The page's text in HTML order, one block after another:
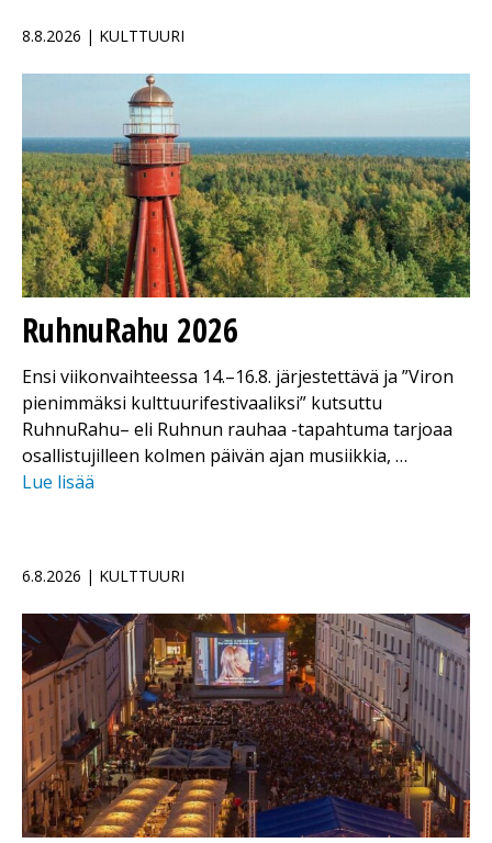
8.8.2026 | KULTTUURI
RuhnuRahu 2026
Ensi viikonvaihteessa 14.–16.8. järjestettävä ja ”Viron
pienimmäksi kulttuurifestivaaliksi” kutsuttu
RuhnuRahu– eli Ruhnun rauhaa -tapahtuma tarjoaa
osallistujilleen kolmen päivän ajan musiikkia, …
Lue lisää
6.8.2026 | KULTTUURI